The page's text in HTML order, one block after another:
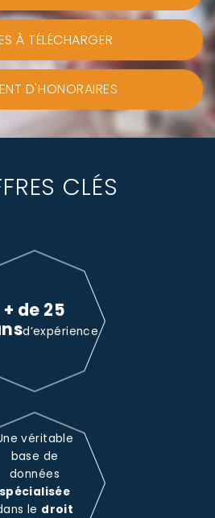
À TÉLÉCHARGER
D'HONORAIRES
CLÉS
+ de 25
d’expérience
véritable
base de
données
spécialisée
le droit